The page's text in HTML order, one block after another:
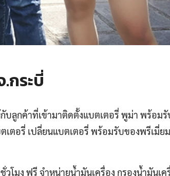
กระบี่
บลูกค้าที่เข้ามาติดตั้งแบตเตอรี่ พูม่า พร้อมรั
เตอรี่ เปลี่ยนแบตเตอรี่ พร้อมรับของพรีเมี่ยม
โมง ฟรี จำหน่ายน้ำมันเครื่อง กรองน้ำมันเค